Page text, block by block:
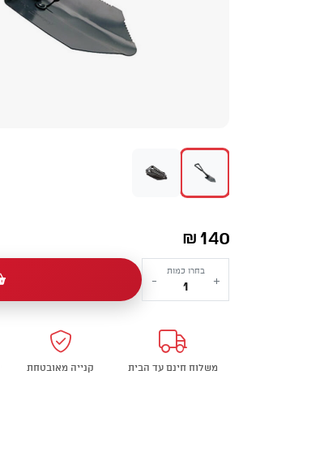
₪ 140
+
כמות
של
Shovel
בחרו כמות
-
משלוח חינם עד הבית קנייה מאובטחת